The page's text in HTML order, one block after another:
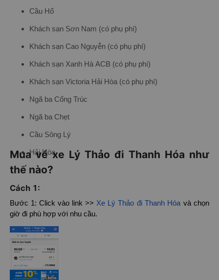
Cầu Hổ
Khách sạn Sơn Nam (có phụ phí)
Khách sạn Cao Nguyễn (có phụ phí)
Khách sạn Xanh Hà ACB (có phụ phí)
Khách sạn Victoria Hải Hòa (có phụ phí)
Ngã ba Cống Trúc
Ngã ba Chẹt
Cầu Sông Lý
Hải Hòa
Mua vé xe Lý Thảo đi Thanh Hóa như
thế nào?
Cách 1:
Bước 1: Click vào link >> Xe Lý Thảo đi Thanh Hóavà chọn
giờ đi phù hợp với nhu cầu.